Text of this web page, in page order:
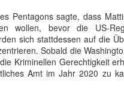
Pentagons sagte, dass
wollen, bevor die US-
sich stattdessen auf die
Sobald die
Kriminellen Gerechtigkeit
Amt im Jahr 2020 zu